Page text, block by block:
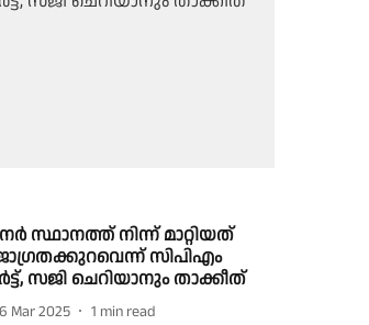
സ്ഥാനത്ത് നിന്ന് മാറ്റിയത്
സിപിഎം
സജി ചെറിയാനും താക്കീത്
Mar 2025 1 min read